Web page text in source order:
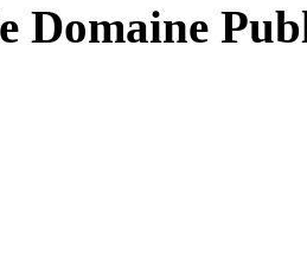
Domaine